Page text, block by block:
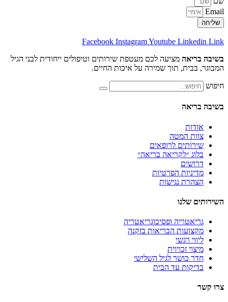
Facebook InstagramYoutube
מציעה לכם מעטפת שירותים וטיפולים ייחודית לבני הגיל
תוך שמירה על איכות החיים.
המטה
לרופאים
״לקריאה בריאה״
הפרטיות
נגישות
ופסיכוגריאטריה
הבריאות בזקנה
זכויוית
לגיל השלישי
עד הבית